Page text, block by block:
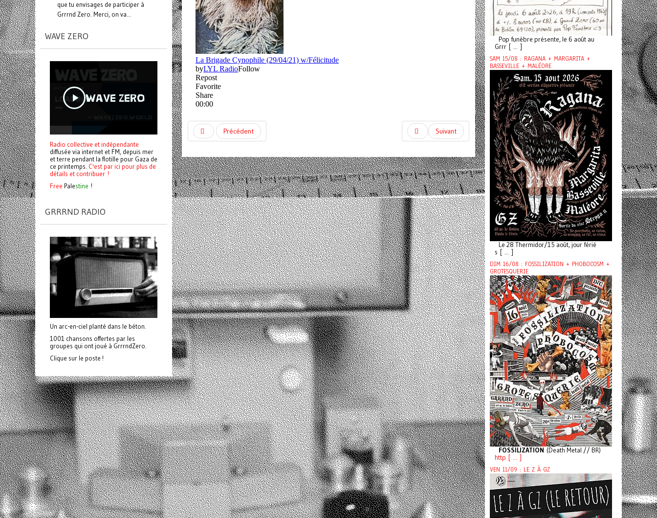
Précédent Suivant
que tu envisages de participer à
Grrrnd Zero. Merci, on va...
WAVE ZERO
Radio collective et indépendante
diffusée via internet et FM, depuis mer
et terre pendant la flotille pour Gaza de
ce printemps. C'est par ici pour plus de
détails et contribuer !
Free Palestine !
GRRRND RADIO
Un arc-en-ciel planté dans le béton.
1001 chansons offertes par les
groupes qui ont joué à GrrrndZero.
Clique sur le poste !
Pop funèbre présente, le 6 août au
Grrr [ ... ]
SAM 15/08 : RAGANA + MARGARITA +
BASSEVILLE + MALÉORE
Le 28 Thermidor/15 août, jour férié
s [ ... ]
DIM 16/08 : FOSSILIZATION + PHOBOCOSM +
GROTESQUERIE
FOSSILIZATION (Death Metal // BR)
http [ ... ]
VEN 11/09 : LE Z À GZ